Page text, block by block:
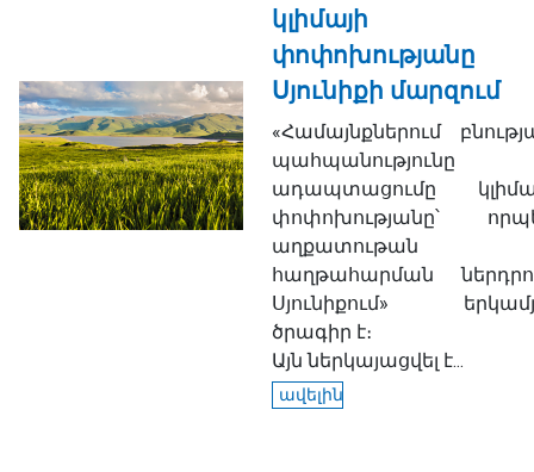
կլիմայի
փոփոխությանը
Սյունիքի մարզում
«Համայնքներում
պահպանությունը
ադապտացումը
փոփոխությանը՝
աղքատութան
հաղթահարման
Սյունիքում»
ծրագիր է։
Այն ներկայացվել է...
ավելին